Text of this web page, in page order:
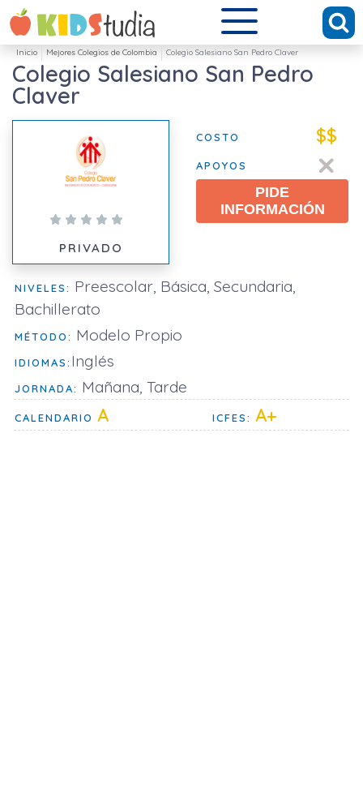
Inicio Mejores Colegios de Colombia Colegio Salesiano San Pedro Claver
Colegio Salesiano San Pedro
Claver
PRIVADO
COSTO $$
APOYOS
PIDE
INFORMACIÓN
NIVELES: Preescolar, Básica, Secundaria,
Bachillerato
MÉTODO: Modelo Propio
IDIOMAS: Inglés
JORNADA: Mañana, Tarde
CALENDARIO A ICFES: A+